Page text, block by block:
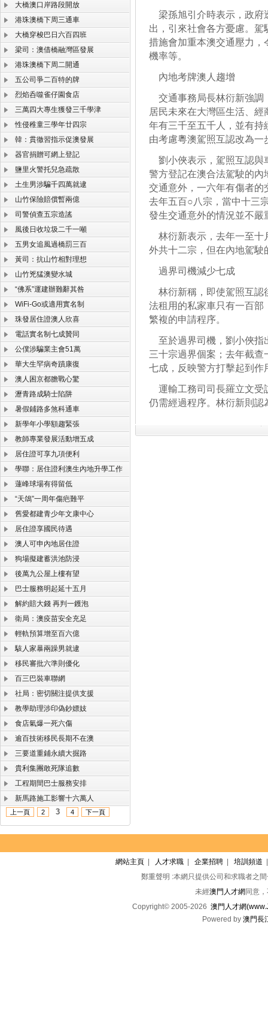
大橋澳口岸路段開放
港珠澳橋下周三通車
大橋穿梭巴日六百四班
梁司：澳借橋融灣區發展
港珠澳橋下周二開通
五公司爭二百特的牌
烈焰呑噬雀仔園食店
三萬四大專生獲發三千學津
性侵稚童三學年廿四宗
韓：貫徹習指示促澳發展
器官捐贈可網上登記
鹽里火警托兒急疏散
土生男涉騙千四萬就逮
山竹保險賠償暫兩億
司警偵查五宗造謠
風後日收垃圾二千一噸
五男女追風過橋罰三百
黃司：抗山竹相對理想
山竹兇猛澳變水城
“佛系”運建辦難辭其咎
WiFi-Go或適用實名制
珠發居住證澳人欣喜
電話實名制七成贊同
公僕涉騙業主會51萬
華大生罕病奇蹟康復
澳人困京都膽戰心驚
瀝青路成騎士陷阱
暑假鋪路多煞科通車
新學年小學額趨緊張
教師專業發展活動增五成
居住證可享九項便利
學聯：居住證利澳生內地升學工作
蓮峰球場有得留低
“天鴿”一周年傷疤難平
舊愛都建青少年文康中心
居住證享國民待遇
澳人可申內地居住證
狗場擬建蓄洪池防浸
後萬九公屋上樓有望
巴士服務明起延十五月
解約賠大錢 再判一鑊泡
衛局：澳疫苗安全充足
輕軌預算增至百六億
駭人家暴兩躁男就逮
移民審批六準則優化
百三巴裝車聯網
社局：密切關注提供支援
教學助理涉印偽鈔嫖妓
食店氣爆一死六傷
逾百技術移民長期不在澳
三要道重鋪永續大掘路
貴利集團敢死隊追數
工程期間巴士服務安排
新馬路施工影響十六萬人
上一頁 2 3 4 下一頁
梁孫旭引介時表示，政府
出，引來社會各方憂慮。
措施會加重本澳交通壓力
機率等。
內地考牌澳人趨增
交通事務局長林衍新強調
居民未來在大灣區生活、
年有三千至五千人，並有
由考慮粵澳駕照互認改為一
劉小俠表示，駕照互認與
警方登記在澳合法駕駛的
交通意外，一六年有傷者
去年五百○八宗，當中十三
發生交通意外的情況並不嚴
林衍新表示，去年一至十
外共十二宗，但在內地駕
過界司機減少七成
林衍新稱，即使駕照互認
法租用的私家車只有一百
繁複的申請程序。
至於過界司機，劉小俠指
三十宗過界個案；去年截
七成，反映警方打擊起到作
運輸工務司司長羅立文受
仍需經過程序。林衍新則認
網站主頁 人才求職 企業招聘 培訓頻道
鄭重聲明 :本網只提供公司和求職者之
未經澳門人才網 同意
Copyright© 2005-2026 澳門人才網
Powered by 澳門長